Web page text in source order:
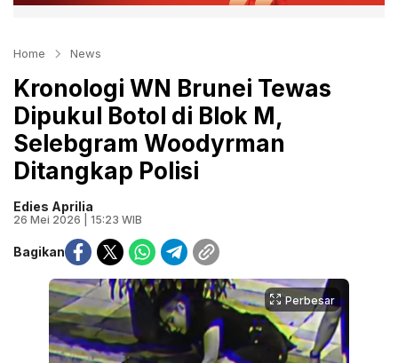
Home News
Kronologi WN Brunei Tewas
Dipukul Botol di Blok M,
Selebgram Woodyrman
Ditangkap Polisi
Edies Aprilia
26 Mei 2026 | 15:23 WIB
Bagikan
Perbesar